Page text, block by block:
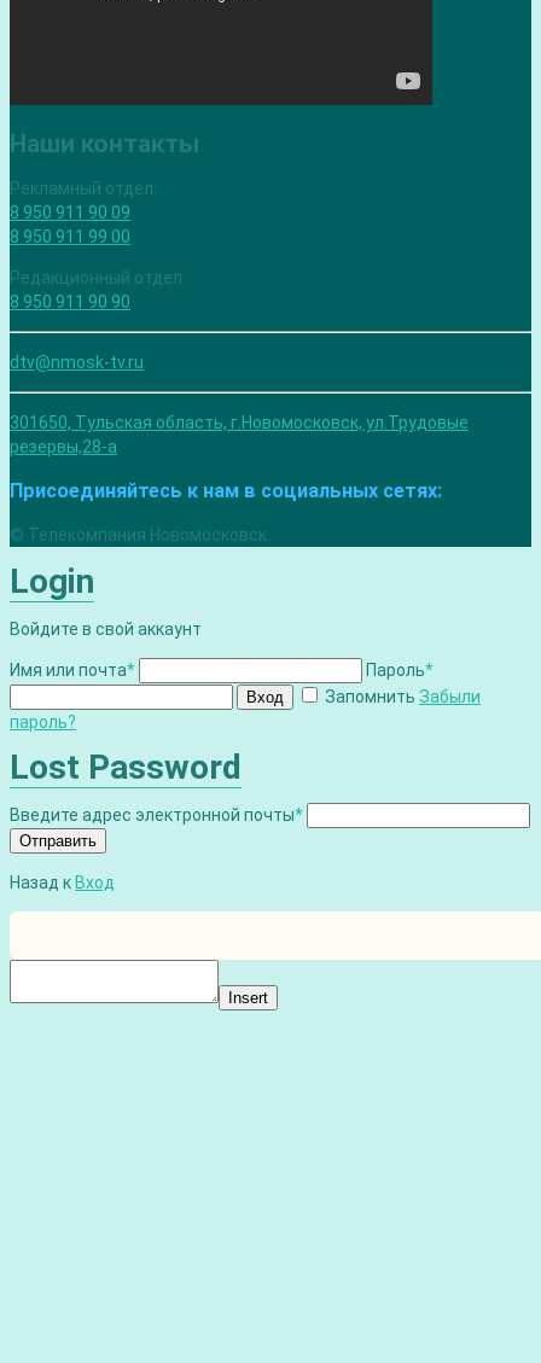
Наши контакты
Рекламный отдел:
8 950 911 90 09
8 950 911 99 00
Редакционный отдел:
8 950 911 90 90
dtv@nmosk-tv.ru
301650, Тульская область, г.Новомосковск, ул.Трудовые
резервы,28-а
Присоединяйтесь к нам в социальных сетях:
© Телекомпания Новомосковск.
Login
Войдите в свой аккаунт
Имя или почта* Пароль*
Вход Запомнить Забыли
пароль?
Lost Password
Введите адрес электронной почты*
Отправить
Назад к Вход
Insert